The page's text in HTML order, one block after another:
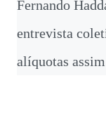
Fernando
entrevista
alíquotas